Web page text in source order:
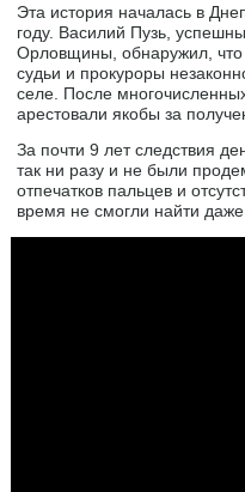
Эта история началась в
году. Василий Пузь,
Орловщины, обнаружил, что
судьи и прокуроры
селе. После
арестовали якобы за
За почти 9 лет следствия
так ни разу и не были
отпечатков пальцев и
время не смогли найти